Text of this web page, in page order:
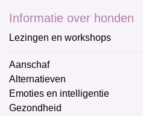
Informatie over honden
Lezingen en workshops
Aanschaf
Alternatieven
Emoties en intelligentie
Gezondheid